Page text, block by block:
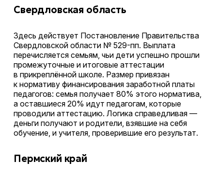
Свердловская область
Здесь действует Постановление Правительства
Свердловской области № 529-пп. Выплата
перечисляется семьям, чьи дети успешно прошли
промежуточные и итоговые аттестации
в прикреплённой школе. Размер привязан
к нормативу финансирования заработной платы
педагогов: семья получает 80% этого норматива,
а оставшиеся 20% идут педагогам, которые
проводили аттестацию. Логика справедливая —
деньги получают и родители, взявшие на себя
обучение, и учителя, проверившие его результат.
Пермский край